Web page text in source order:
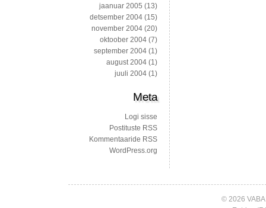
jaanuar 2005 (13)
detsember 2004 (15)
november 2004 (20)
oktoober 2004 (7)
september 2004 (1)
august 2004 (1)
juuli 2004 (1)
Meta
Logi sisse
Postituste RSS
Kommentaaride RSS
WordPress.org
© 2026